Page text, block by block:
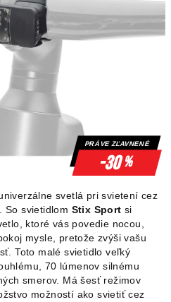
svetlá pri svietení cez
So svietidlom Stix Sport si
ktoré vás povedie nocou,
mysle, pretože zvýši vašu
Toto malé svietidlo veľký
70 lúmenov silnému
smerov. Má šesť režimov
možností ako svietiť cez
PRÁVE ZĽAVNENÉ
-30%